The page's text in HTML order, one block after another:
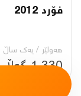
فۆرد 2012
هەولێر / یه‌ك ساڵ
1,330 گەڵا